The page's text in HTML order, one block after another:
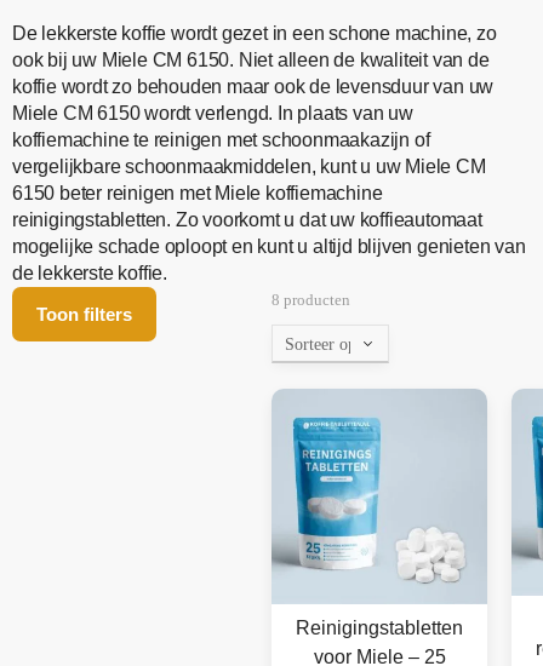
De lekkerste koffie wordt gezet in een schone machine, zo
ook bij uw Miele CM 6150. Niet alleen de kwaliteit van de
koffie wordt zo behouden maar ook de levensduur van uw
Miele CM 6150 wordt verlengd. In plaats van uw
koffiemachine te reinigen met schoonmaakazijn of
vergelijkbare schoonmaakmiddelen, kunt u uw Miele CM
6150 beter reinigen met Miele koffiemachine
reinigingstabletten. Zo voorkomt u dat uw koffieautomaat
mogelijke schade oploopt en kunt u altijd blijven genieten van
de lekkerste koffie.
Toon filters
8 producten
Reinigingstabletten
voor Miele – 25